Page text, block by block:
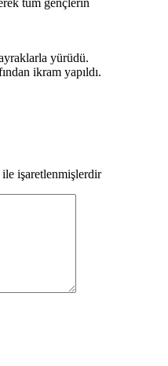
tüm gençlerin
yürüdü.
ikram yapıldı.
ile işaretlenmişlerdir